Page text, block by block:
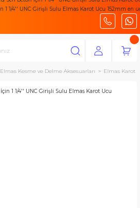
Elmas Kesme ve Delme Aksesuarları Elmas Karot